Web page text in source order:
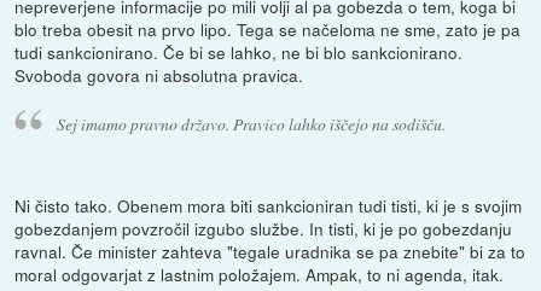
nepreverjene informacije po mili volji al pa gobezda o tem, koga bi
blo treba obesit na prvo lipo. Tega se načeloma ne sme, zato je pa
tudi sankcionirano. Če bi se lahko, ne bi blo sankcionirano.
Svoboda govora ni absolutna pravica.
Sej imamo pravno državo. Pravico lahko iščejo na sodišču.
Ni čisto tako. Obenem mora biti sankcioniran tudi tisti, ki je s svojim
gobezdanjem povzročil izgubo službe. In tisti, ki je po gobezdanju
ravnal. Če minister zahteva "tegale uradnika se pa znebite" bi za to
moral odgovarjat z lastnim položajem. Ampak, to ni agenda, itak.